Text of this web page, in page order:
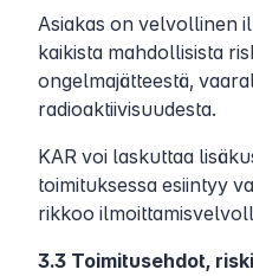
Asiakas on velvollinen
kaikista mahdollisista
ongelmajätteestä,
radioaktiivisuudesta.
KAR voi laskuttaa
toimituksessa esiintyy
rikkoo
3.3 Toimitusehdot,